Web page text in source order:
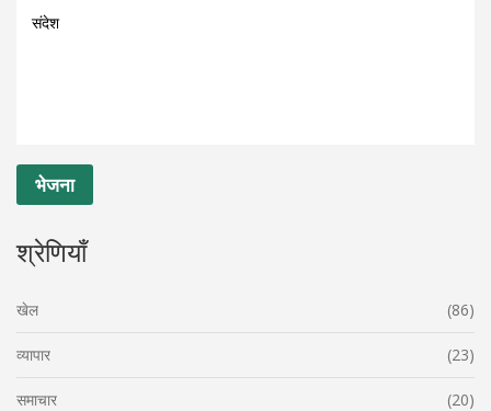
श्रेणियाँ
खेल (86)
व्यापार (23)
समाचार (20)